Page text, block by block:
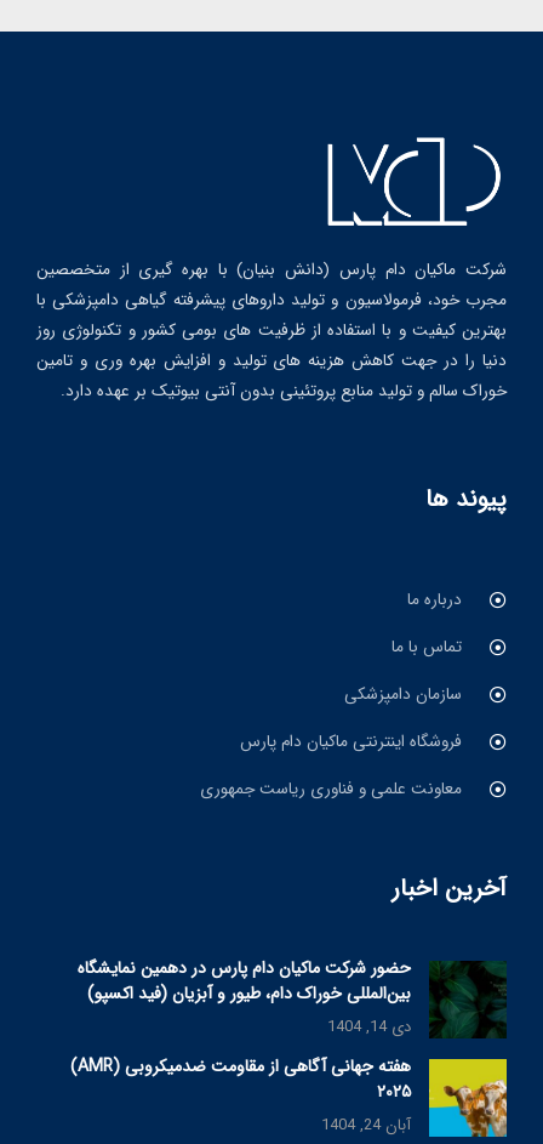
شرکت ماکیان دام پارس (دانش بنیان) با بهره گیری از متخصصین
مجرب خود، فرمولاسیون و تولید داروهای پیشرفته گیاهی دامپزشکی با
بهترین کیفیت و با استفاده از ظرفیت های بومی کشور و تکنولوژی روز
دنیا را در جهت کاهش هزینه های تولید و افزایش بهره وری و تامین
خوراک سالم و تولید منابع پروتئینی بدون آنتی بیوتیک بر عهده دارد.
پیوند ها
درباره ما
تماس با ما
سازمان دامپزشکی
فروشگاه اینترنتی ماکیان دام پارس
معاونت علمی و فناوری ریاست جمهوری
آخرین اخبار
حضور شرکت ماکیان دام پارس در دهمین نمایشگاه
بین‌المللی خوراک دام، طیور و آبزیان (فید اکسپو)
دی 14, 1404
هفته جهانی آگاهی از مقاومت ضدمیکروبی (AMR)
۲۰۲۵
آبان 24, 1404